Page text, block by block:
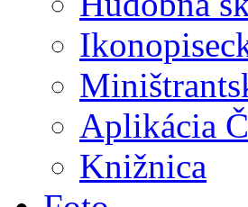
Aplikácia
Knižnica